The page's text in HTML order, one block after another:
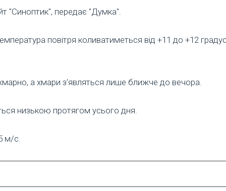
"Синоптик", передає "Думка".
повітря коливатиметься від +11 до +12
а хмари з’являться лише ближче до вечора.
низькою протягом усього дня.
м/с.